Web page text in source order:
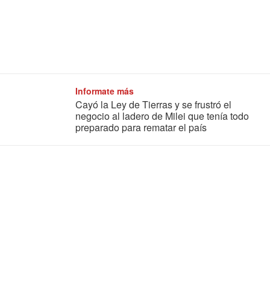
Informate más
Cayó la Ley de Tierras y se frustró el
negocio al ladero de Milei que tenía todo
preparado para rematar el país